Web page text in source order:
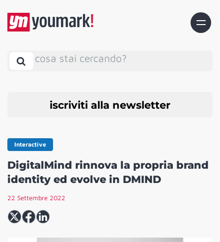
cosa stai cercando?
iscriviti alla newsletter
Interactive
DigitalMind rinnova la propria brand
identity ed evolve in DMIND
22 Settembre 2022